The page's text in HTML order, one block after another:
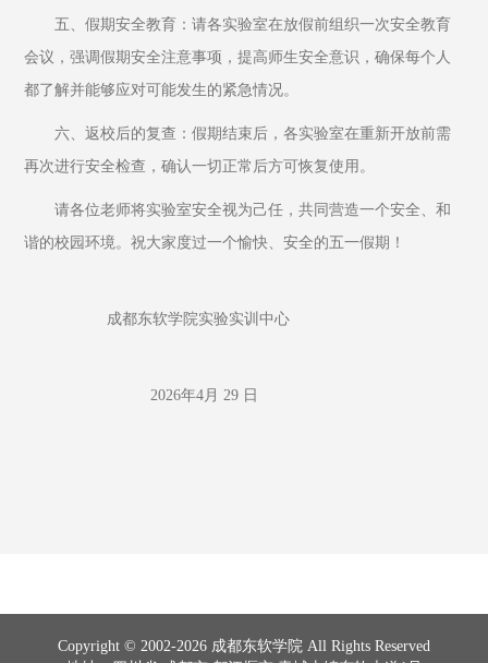
五、假期安全教育：请各实验室在放假前组织一次安全教育
会议，强调假期安全注意事项，提高师生安全意识，确保每个人
都了解并能够应对可能发生的紧急情况。
六、返校后的复查：假期结束后，各实验室在重新开放前需
再次进行安全检查，确认一切正常后方可恢复使用。
请各位老师将实验室安全视为己任，共同营造一个安全、和
谐的校园环境。祝大家度过一个愉快、安全的五一假期！
成都东软学院实验实训中心
2026年4月 29 日
Copyright © 2002-2026 成都东软学院 All Rights Reserved